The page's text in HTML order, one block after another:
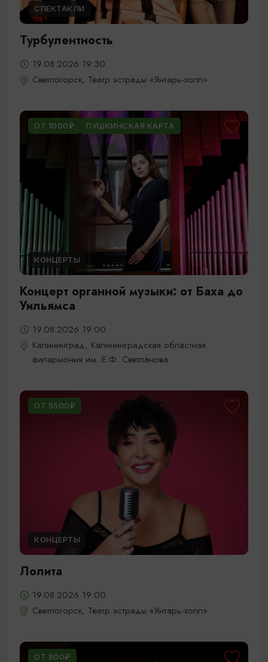
СПЕКТАКЛИ
Турбулентность
19.08.2026 19:30
Светлогорск, Театр эстрады «Янтарь-холл»
ОТ 1000₽ ПУШКИНСКАЯ КАРТА
КОНЦЕРТЫ
Концерт органной музыки: от Баха до
Уильямса
19.08.2026 19:00
Калининград, Калининградская областная
филармония им. Е.Ф. Светланова
ОТ 5500₽
КОНЦЕРТЫ
Лолита
19.08.2026 19:00
Светлогорск, Театр эстрады «Янтарь-холл»
ОТ 800₽